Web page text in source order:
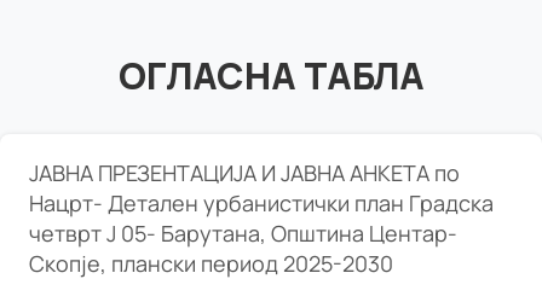
ОГЛАСНА ТАБЛА
ЈАВНА ПРЕЗЕНТАЦИЈА И ЈАВНА АНКЕТА по
Нацрт- Детален урбанистички план Градска
четврт Ј 05- Барутана, Општина Центар-
Скопје, плански период 2025-2030